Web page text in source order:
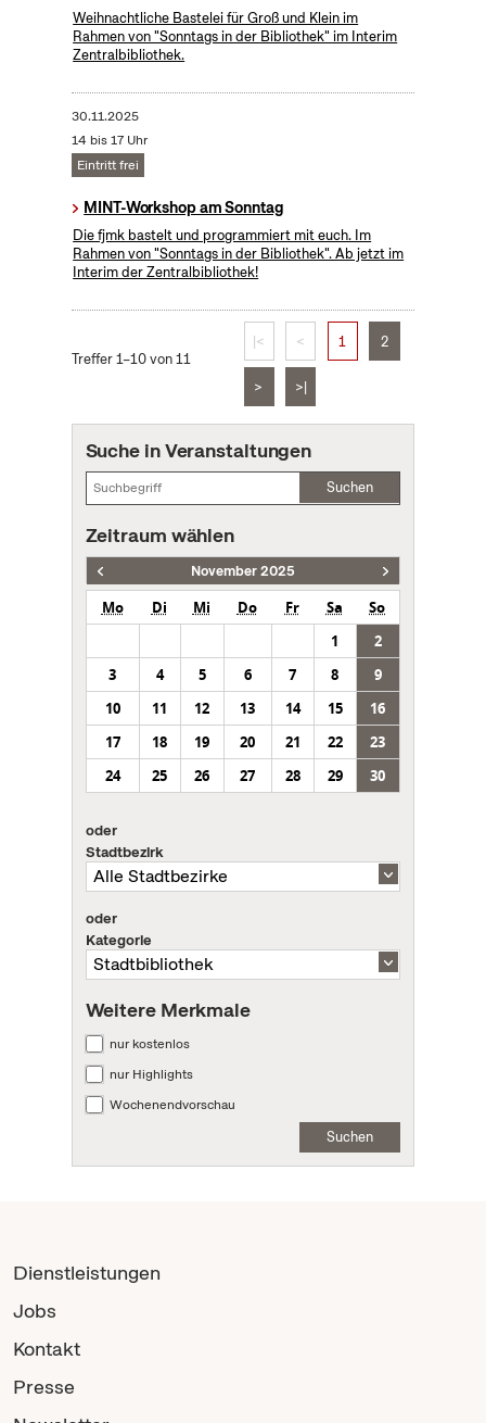
Weihnachtliche Bastelei für Groß und Klein im
Rahmen von "Sonntags in der Bibliothek" im Interim
Zentralbibliothek.
30.11.2025
14 bis 17 Uhr
Eintritt frei
MINT-Workshop am Sonntag
Die fjmk bastelt und programmiert mit euch. Im
Rahmen von "Sonntags in der Bibliothek". Ab jetzt im
Interim der Zentralbibliothek!
Treffer 1–10 von 11
|< < 1 2
> >|
Suche in Veranstaltungen
Suchen
Zeitraum wählen
November 2025
Mo Di Mi Do Fr Sa
So
1
2
3
4 5 6 7 8
9
10
11 12 13 14 15
16
17
18 19 20 21 22
23
24
25 26 27 28 29 30
oder
Stadtbezirk
oder
Kategorie
Weitere Merkmale
nur kostenlos
nur Highlights
Wochenendvorschau
Suchen
Dienstleistungen
Jobs
Kontakt
Presse